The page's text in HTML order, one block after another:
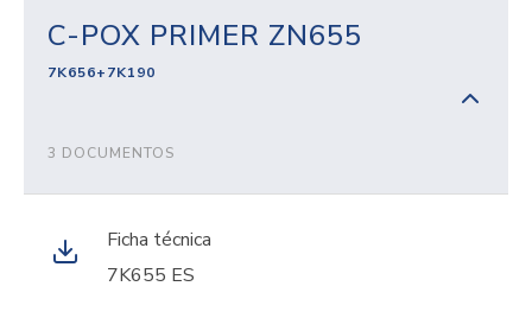
C-POX PRIMER ZN655
7K656+7K190
3 DOCUMENTOS
Ficha técnica
7K655 ES